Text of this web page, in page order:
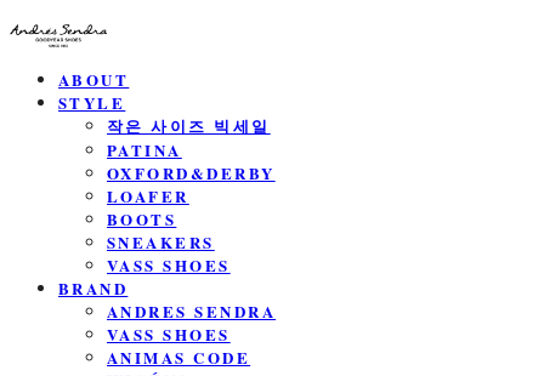
ABOUT
STYLE
작은 사이즈 빅세일
PATINA
OXFORD&DERBY
LOAFER
BOOTS
SNEAKERS
VASS SHOES
BRAND
ANDRES SENDRA
VASS SHOES
ANIMAS CODE